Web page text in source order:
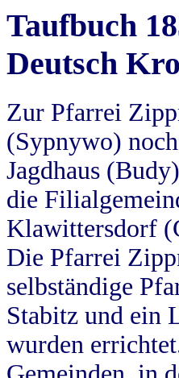
Taufbuch
Deutsch
Zur Pfarrei
(Sypnywo)
Jagdhaus
die
Klawittersdorf
Die Pfarrei
selbständige
Stabitz und ein
wurden